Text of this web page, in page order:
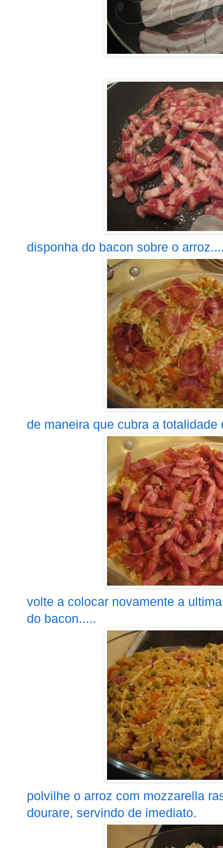
disponha do bacon sobre o
de maneira que cubra a totalidade
volte a colocar novamente a
do bacon.....
polvilhe o arroz com mozzarella
dourare, servindo de imediato.